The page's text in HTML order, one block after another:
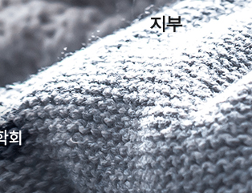
지부